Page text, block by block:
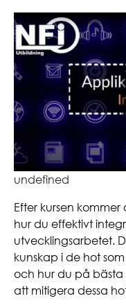
undefined
Efter kursen
hur du effektivt
utvecklingsarbetet.
kunskap i de hot
och hur du på bästa
att mitigera dessa